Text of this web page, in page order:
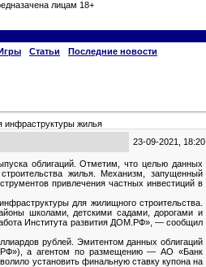
лицам 18+
Статьи Последние новости
инфраструктуры жилья
23-09-2021, 18:20
облигаций. Отметим, что целью данных
жилья. Механизм, запущенный
привлечения частных инвестиций в
для жилищного строительства.
школами, детскими садами, дорогами и
Института развития ДОМ.РФ», — сообщил
рублей. Эмитентом данных облигаций
а агентом по размещению — АО «Банк
установить финальную ставку купона на